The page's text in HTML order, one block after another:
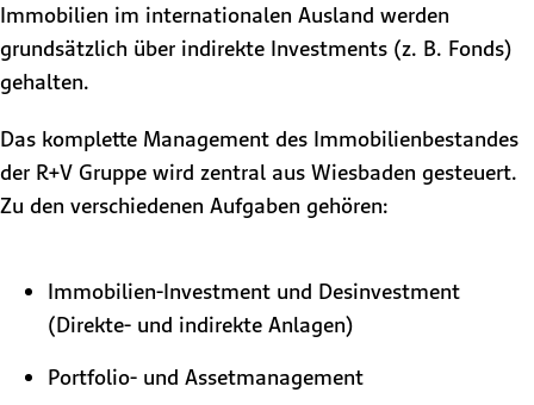
Immobilien im internationalen Ausland werden
grundsätzlich über indirekte Investments (z. B. Fonds)
gehalten.
Das komplette Management des Immobilienbestandes
der R+V Gruppe wird zentral aus Wiesbaden gesteuert.
Zu den verschiedenen Aufgaben gehören:
Immobilien-Investment und Desinvestment
(Direkte- und indirekte Anlagen)
Portfolio- und Assetmanagement